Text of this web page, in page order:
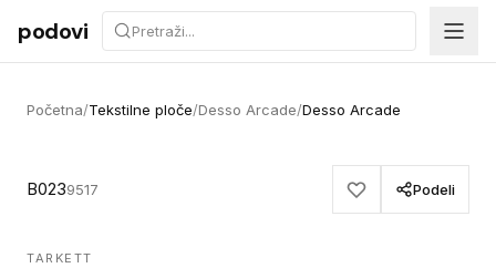
Preskoči na sadržaj
podovi
Početna/Tekstilne ploče/Desso Arcade/Desso Arcade
B0239517 Podeli
TARKETT